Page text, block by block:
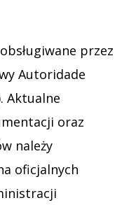
przez
Autoridade
Aktualne
oraz
należy
oficjalnych